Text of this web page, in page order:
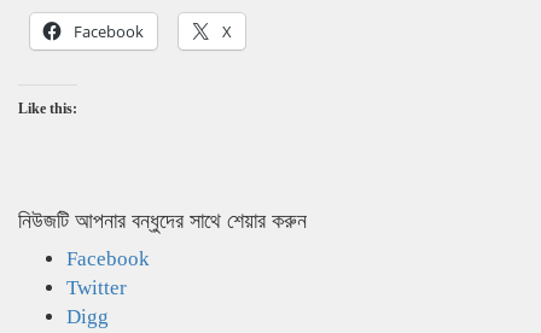
Facebook X
Like this:
নিউজটি আপনার বন্ধুদের সাথে শেয়ার করুন
Facebook
Twitter
Digg